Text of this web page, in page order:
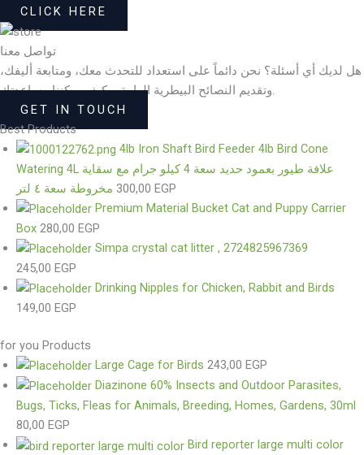
CLICK HERE
تواصل معنا
هل لديك أي أسئلة؟ نحن دائماً على استعداد للتحدث معك، ومتابعة أليفك،
وتقديم النصائح البيطرية الهامة، وكيف يمكننا مساعدتك.
GET IN TOUCH
Best Products
4lb Iron Shaft Bird Feeder 4lb Bird Cone
Watering 4L علافة طيور بعمود حديد سعة 4 كيلو جرام مع سقاية
مخروطة سعة ٤ لتر 300,00 EGP
Premium Material Bucket Cat and Puppy Carrier
Box 280,00 EGP
Simpa crystal cat litter , 2724825967369
245,00 EGP
Drinking Nipples for Chicken, Rabbit and Birds
149,00 EGP
for you Products
Large Cage for Birds 243,00 EGP
Diazinone 60% Insects and Outdoor Parasites,
Bugs, Ticks, Fleas for Animals, Breeding, Homes, Gardens, 30ml
80,00 EGP
Bird reporter large multi color